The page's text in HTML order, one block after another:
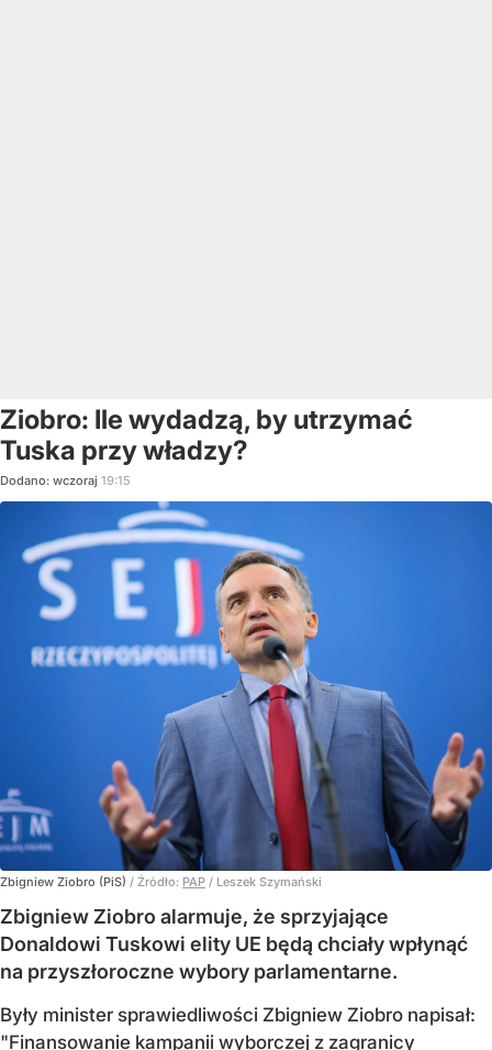
Ziobro: Ile wydadzą, by utrzymać
Tuska przy władzy?
Dodano: wczoraj 19:15
Zbigniew Ziobro (PiS) / Źródło: PAP / Leszek Szymański
Zbigniew Ziobro alarmuje, że sprzyjające
Donaldowi Tuskowi elity UE będą chciały wpłynąć
na przyszłoroczne wybory parlamentarne.
Były minister sprawiedliwości Zbigniew Ziobro napisał:
"Finansowanie kampanii wyborczej z zagranicy